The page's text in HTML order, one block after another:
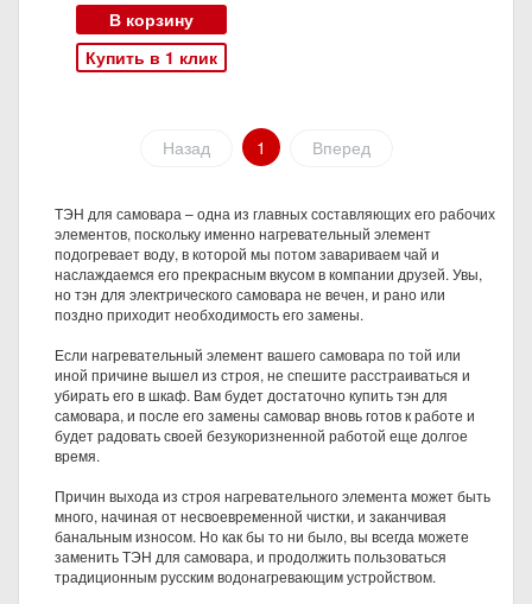
В корзину
Купить в 1 клик
Назад 1 Вперед
ТЭН для самовара – одна из главных составляющих его рабочих
элементов, поскольку именно нагревательный элемент
подогревает воду, в которой мы потом завариваем чай и
наслаждаемся его прекрасным вкусом в компании друзей. Увы,
но тэн для электрического самовара не вечен, и рано или
поздно приходит необходимость его замены.
Если нагревательный элемент вашего самовара по той или
иной причине вышел из строя, не спешите расстраиваться и
убирать его в шкаф. Вам будет достаточно купить тэн для
самовара, и после его замены самовар вновь готов к работе и
будет радовать своей безукоризненной работой еще долгое
время.
Причин выхода из строя нагревательного элемента может быть
много, начиная от несвоевременной чистки, и заканчивая
банальным износом. Но как бы то ни было, вы всегда можете
заменить ТЭН для самовара, и продолжить пользоваться
традиционным русским водонагревающим устройством.